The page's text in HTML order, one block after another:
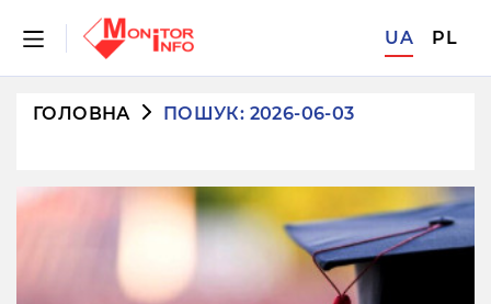
UA PL
ГОЛОВНА ПОШУК: 2026-06-03